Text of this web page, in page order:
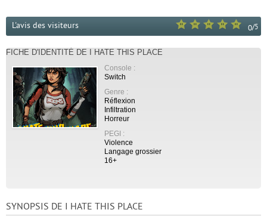
0/5
L'avis des visiteurs
FICHE D'IDENTITÉ DE I HATE THIS PLACE
Console :
Switch
Genre :
Réflexion
Infiltration
Horreur
PEGI :
Violence
Langage grossier
16+
SYNOPSIS DE I HATE THIS PLACE